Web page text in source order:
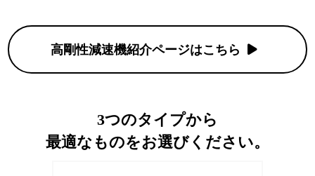
高剛性減速機紹介ページはこちら
3つのタイプから
最適なものをお選びください。